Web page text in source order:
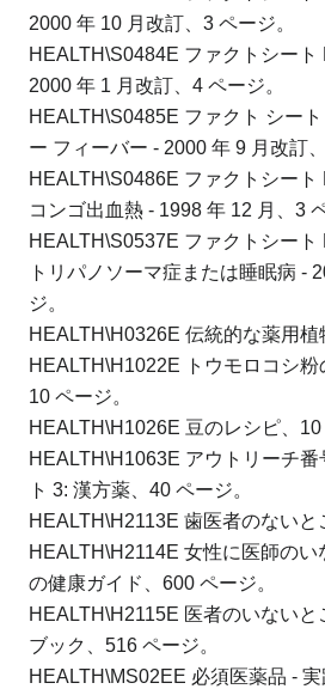
2000 年 10 月改訂、3 ページ。
HEALTH\S0484E ファクトシート
2000 年 1 月改訂、4 ページ。
HEALTH\S0485E ファクト シー
ー フィーバー - 2000 年 9 月改訂
HEALTH\S0486E ファクトシート
コンゴ出血熱 - 1998 年 12 月、3
HEALTH\S0537E ファクトシート
トリパノソーマ症または睡眠病 -
ジ。
HEALTH\H0326E 伝統的な薬用植
HEALTH\H1022E トウモロコシ粉
10 ページ。
HEALTH\H1026E 豆のレシピ、10
HEALTH\H1063E アウトリーチ番
ト 3: 漢方薬、40 ページ。
HEALTH\H2113E 歯医者のないと
HEALTH\H2114E 女性に医師のい
の健康ガイド、600 ページ。
HEALTH\H2115E 医者のいないと
ブック、516 ページ。
HEALTH\MS02EE 必須医薬品 -